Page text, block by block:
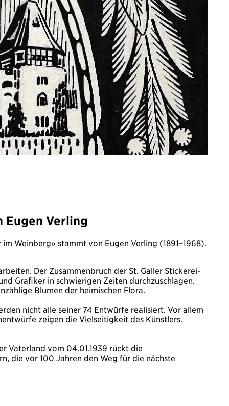
Eugen Verling
Weinberg» stammt von Eugen Verling (1891–1968).
Der Zusammenbruch der St. Galler Stickerei-
Grafiker in schwierigen Zeiten durchzuschlagen.
Blumen der heimischen Flora.
nicht alle seiner 74 Entwürfe realisiert. Vor allem
zeigen die Vielseitigkeit des Künstlers.
Vaterland vom 04.01.1939 rückt die
die vor 100 Jahren den Weg für die nächste